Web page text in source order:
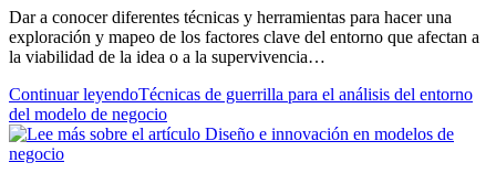
Dar a conocer diferentes técnicas y herramientas para hacer una
exploración y mapeo de los factores clave del entorno que afectan a
la viabilidad de la idea o a la supervivencia…
Continuar leyendoTécnicas de guerrilla para el análisis del entorno
del modelo de negocio